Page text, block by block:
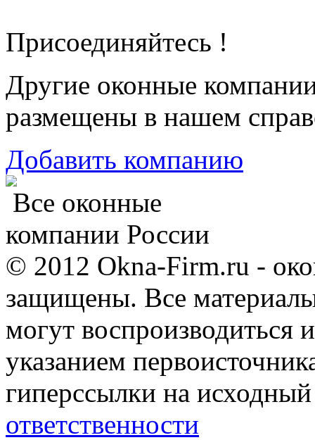
Присоединяйтесь !
Другие оконные
размещены в нашем
Добавить компанию
Все оконные
компании России
© 2012 Okna-Firm.ru -
защищены. Все
могут воспроизводиться
указанием
гиперссылки на
ответственности